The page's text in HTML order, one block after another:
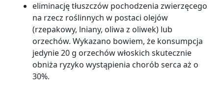
eliminację tłuszczów pochodzenia zwierzęcego
na rzecz roślinnych w postaci olejów
(rzepakowy, lniany, oliwa z oliwek) lub
orzechów. Wykazano bowiem, że konsumpcja
jedynie 20 g orzechów włoskich skutecznie
obniża ryzyko wystąpienia chorób serca aż o
30%.